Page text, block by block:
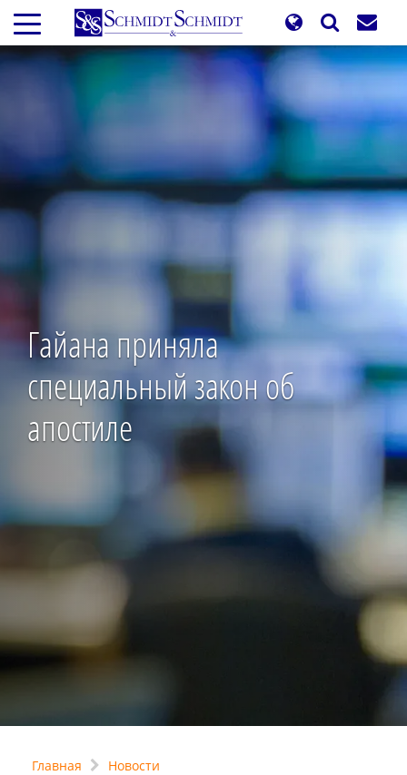
Перейти
основному
содержанию
Гайана приняла
специальный закон об
апостиле
Главная Новости